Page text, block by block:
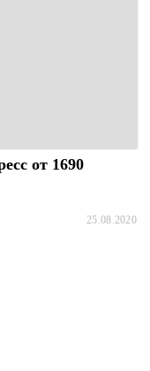
от 1690
25.08.2020